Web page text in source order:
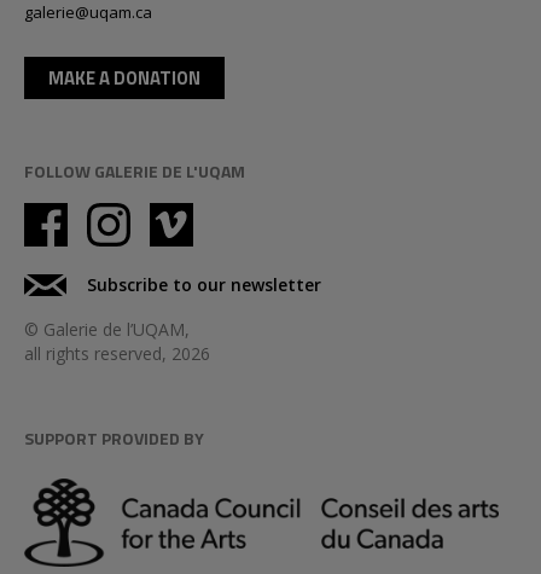
galerie@uqam.ca
MAKE A DONATION
FOLLOW GALERIE DE L'UQAM
Subscribe to our newsletter
© Galerie de l’UQAM,
all rights reserved, 2026
SUPPORT PROVIDED BY